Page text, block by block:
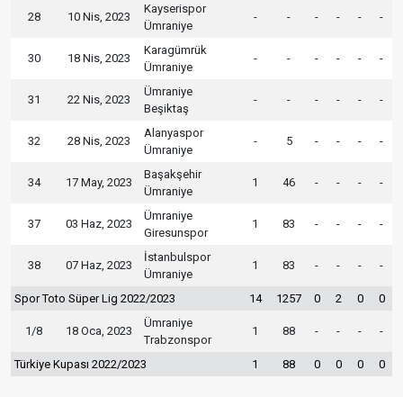
28 10 Nis, 2023
Kayserispor
Ümraniye
- - - - - -
30 18 Nis, 2023
Karagümrük
Ümraniye
- - - - - -
31 22 Nis, 2023
Ümraniye
Beşiktaş
- - - - - -
32 28 Nis, 2023
Alanyaspor
Ümraniye
- 5 - - - -
34 17 May, 2023
Başakşehir
Ümraniye
1 46 - - - -
37 03 Haz, 2023
Ümraniye
Giresunspor
1 83 - - - -
38 07 Haz, 2023
İstanbulspor
Ümraniye
1 83 - - - -
Spor Toto Süper Lig 2022/2023 14 1257 0 2 0 0
1/8 18 Oca, 2023
Ümraniye
Trabzonspor
1 88 - - - -
Türkiye Kupası 2022/2023 1 88 0 0 0 0